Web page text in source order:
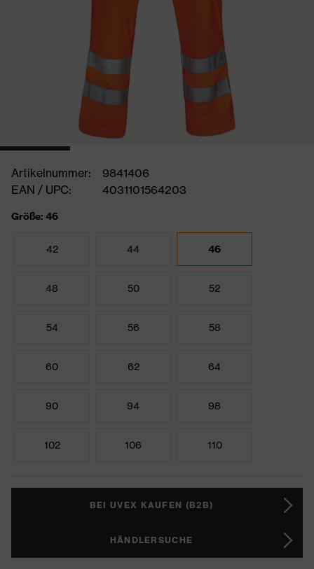
Artikelnummer:
9841406
EAN / UPC:
4031101564203
Größe: 46
42 44 46
48 50 52
54 56 58
60 62 64
90 94 98
102 106 110
BEI UVEX KAUFEN (B2B)
HÄNDLERSUCHE